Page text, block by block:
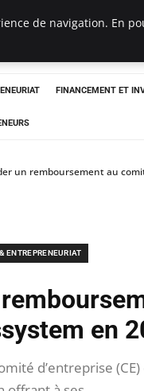
FINANCEMENT ET
un remboursement au
ENTREPRENEURIAT
en
d’entreprise
de navigation. En